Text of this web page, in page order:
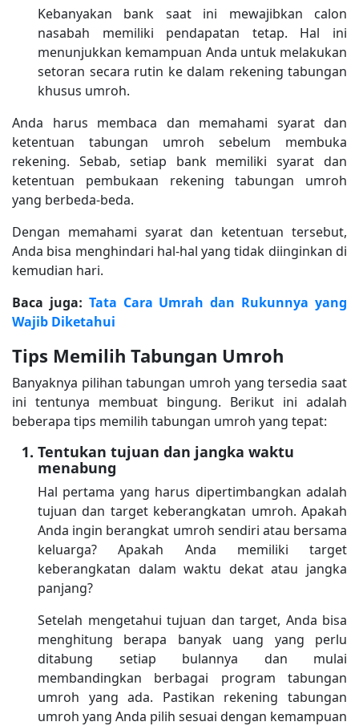
Kebanyakan bank saat ini mewajibkan calon
nasabah memiliki pendapatan tetap. Hal ini
menunjukkan kemampuan Anda untuk melakukan
setoran secara rutin ke dalam rekening tabungan
khusus umroh.
Anda harus membaca dan memahami syarat dan
ketentuan tabungan umroh sebelum membuka
rekening. Sebab, setiap bank memiliki syarat dan
ketentuan pembukaan rekening tabungan umroh
yang berbeda-beda.
Dengan memahami syarat dan ketentuan tersebut,
Anda bisa menghindari hal-hal yang tidak diinginkan di
kemudian hari.
Baca juga: Tata Cara Umrah dan Rukunnya yang
Wajib Diketahui
Tips Memilih Tabungan Umroh
Banyaknya pilihan tabungan umroh yang tersedia saat
ini tentunya membuat bingung. Berikut ini adalah
beberapa tips memilih tabungan umroh yang tepat:
Tentukan tujuan dan jangka waktu
menabung
Hal pertama yang harus dipertimbangkan adalah
tujuan dan target keberangkatan umroh. Apakah
Anda ingin berangkat umroh sendiri atau bersama
keluarga? Apakah Anda memiliki target
keberangkatan dalam waktu dekat atau jangka
panjang?
Setelah mengetahui tujuan dan target, Anda bisa
menghitung berapa banyak uang yang perlu
ditabung setiap bulannya dan mulai
membandingkan berbagai program tabungan
umroh yang ada. Pastikan rekening tabungan
umroh yang Anda pilih sesuai dengan kemampuan